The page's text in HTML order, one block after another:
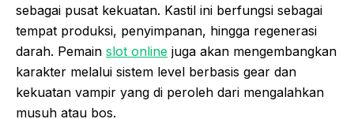
sebagai pusat kekuatan. Kastil ini berfungsi sebagai
tempat produksi, penyimpanan, hingga regenerasi
darah. Pemain slot online juga akan mengembangkan
karakter melalui sistem level berbasis gear dan
kekuatan vampir yang di peroleh dari mengalahkan
musuh atau bos.